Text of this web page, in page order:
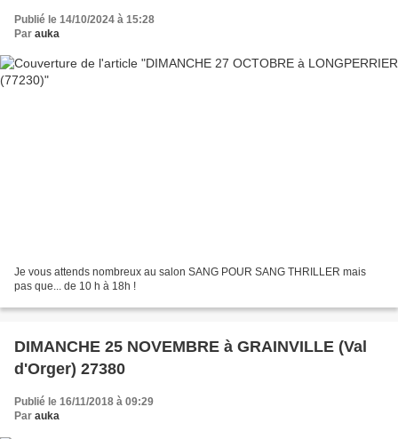
Publié le 14/10/2024 à 15:28
Par auka
Je vous attends nombreux au salon SANG POUR SANG THRILLER mais
pas que... de 10 h à 18h !
DIMANCHE 25 NOVEMBRE à GRAINVILLE (Val
d'Orger) 27380
Publié le 16/11/2018 à 09:29
Par auka